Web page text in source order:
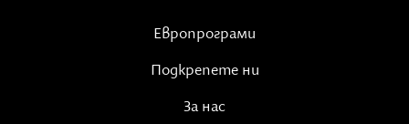
Европрограми
Подкрепете ни
За нас